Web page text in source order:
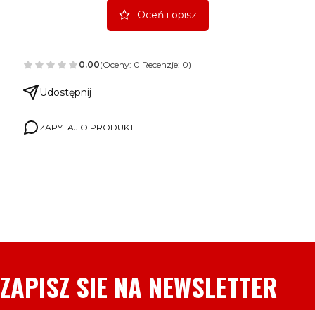
Oceń i opisz
0.00(Oceny: 0 Recenzje: 0)
Udostępnij
ZAPYTAJ O PRODUKT
ZAPISZ SIE NA NEWSLETTER